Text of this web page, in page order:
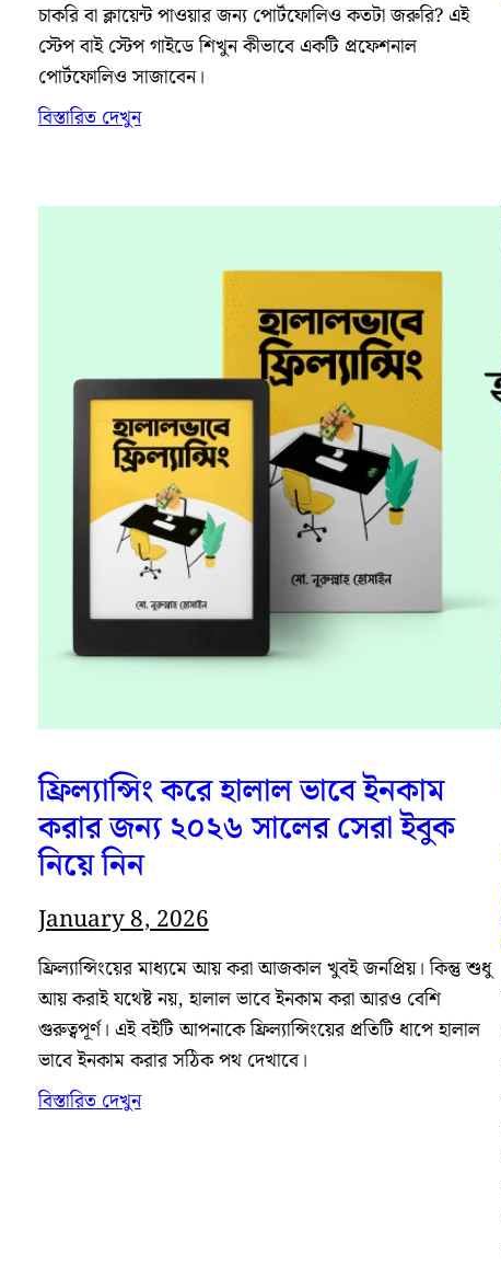
চাকরি বা ক্লায়েন্ট পাওয়ার জন্য পোর্টফোলিও কতটা জরুরি? এই
স্টেপ বাই স্টেপ গাইডে শিখুন কীভাবে একটি প্রফেশনাল
পোর্টফোলিও সাজাবেন।
বিস্তারিত দেখুন
ফ্রিল্যান্সিং করে হালাল ভাবে ইনকাম
করার জন্য ২০২৬ সালের সেরা ইবুক
নিয়ে নিন
January 8, 2026
ফ্রিল্যান্সিংয়ের মাধ্যমে আয় করা আজকাল খুবই জনপ্রিয়। কিন্তু শুধু
আয় করাই যথেষ্ট নয়, হালাল ভাবে ইনকাম করা আরও বেশি
গুরুত্বপূর্ণ। এই বইটি আপনাকে ফ্রিল্যান্সিংয়ের প্রতিটি ধাপে হালাল
ভাবে ইনকাম করার সঠিক পথ দেখাবে।
বিস্তারিত দেখুন